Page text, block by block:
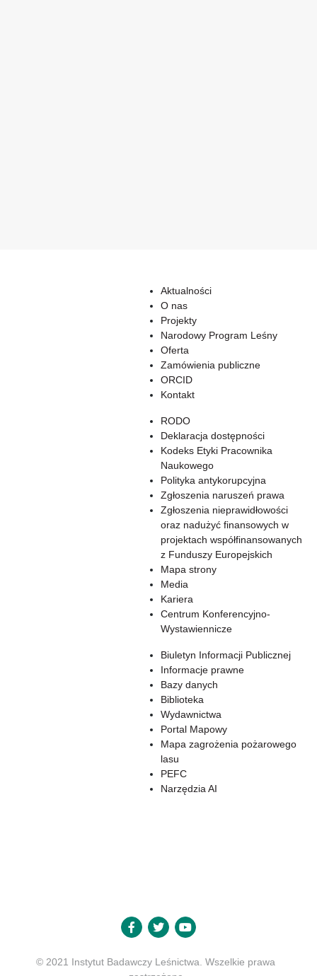
Aktualności
O nas
Projekty
Narodowy Program Leśny
Oferta
Zamówienia publiczne
ORCID
Kontakt
RODO
Deklaracja dostępności
Kodeks Etyki Pracownika
Naukowego
Polityka antykorupcyjna
Zgłoszenia naruszeń prawa
Zgłoszenia nieprawidłowości
oraz nadużyć finansowych w
projektach współfinansowanych
z Funduszy Europejskich
Mapa strony
Media
Kariera
Centrum Konferencyjno-
Wystawiennicze
Biuletyn Informacji Publicznej
Informacje prawne
Bazy danych
Biblioteka
Wydawnictwa
Portal Mapowy
Mapa zagrożenia pożarowego
lasu
PEFC
Narzędzia AI
© 2021 Instytut Badawczy Leśnictwa. Wszelkie prawa